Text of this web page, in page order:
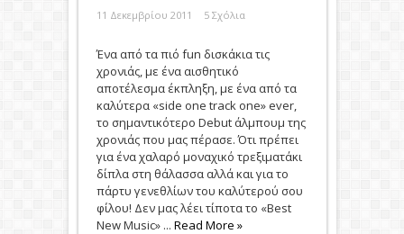
11 Δεκεμβρίου 2011 5 Σχόλια
Ένα από τα πιό fun δισκάκια τις
χρονιάς, με ένα αισθητικό
αποτέλεσμα έκπληξη, με ένα από τα
καλύτερα «side one track one» ever,
το σημαντικότερο Debut άλμπουμ της
χρονιάς που μας πέρασε. Ότι πρέπει
για ένα χαλαρό μοναχικό τρεξιματάκι
δίπλα στη θάλασσα αλλά και για το
πάρτυ γενεθλίων του καλύτερού σου
φίλου! Δεν μας λέει τίποτα το «Best
New Music» ... Read More »